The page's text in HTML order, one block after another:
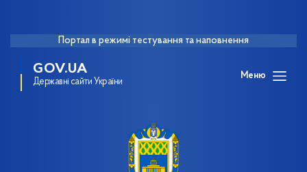
Портал в режимі тестування та наповнення
GOV.UA
Державні сайти України
Меню